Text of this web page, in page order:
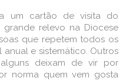
um cartão de visita do
relevo na Diocese
que repetem todos os
anual e sistemático. Outros
deixam de vir por
norma quem vem gosta